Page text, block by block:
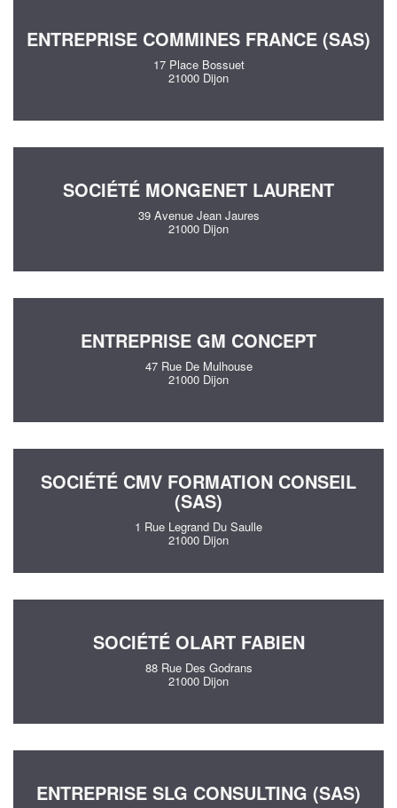
ENTREPRISE COMMINES FRANCE (SAS)
17 Place Bossuet
21000 Dijon
SOCIÉTÉ MONGENET LAURENT
39 Avenue Jean Jaures
21000 Dijon
ENTREPRISE GM CONCEPT
47 Rue De Mulhouse
21000 Dijon
SOCIÉTÉ CMV FORMATION CONSEIL
(SAS)
1 Rue Legrand Du Saulle
21000 Dijon
SOCIÉTÉ OLART FABIEN
88 Rue Des Godrans
21000 Dijon
ENTREPRISE SLG CONSULTING (SAS)